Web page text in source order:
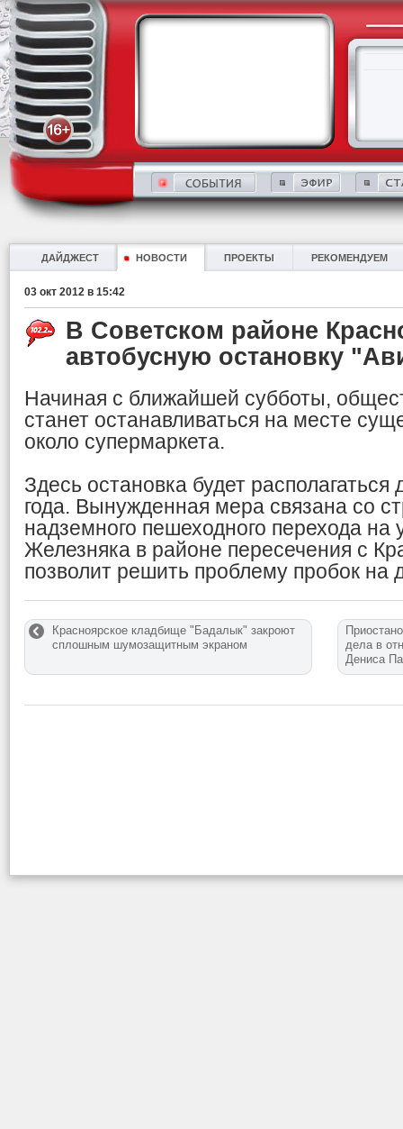
ДАЙДЖЕСТ НОВОСТИ ПРОЕКТЫ РЕКОМЕНДУЕМ
03 окт 2012 в 15:42
В Советском районе
автобусную остановку
Начиная с ближайшей субботы,
станет останавливаться на месте
около супермаркета.
Здесь остановка будет
года. Вынужденная мера связана со
надземного пешеходного перехода на
Железняка в районе пересечения с
позволит решить проблему пробок на
Красноярское кладбище "Бадалык" закроют
сплошным шумозащитным экраном
дела в
Дениса